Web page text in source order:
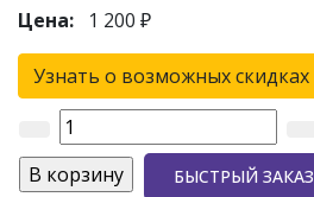
Цена: 1 200 ₽
Узнать о возможных скидках
БЫСТРЫЙ ЗАКАЗ